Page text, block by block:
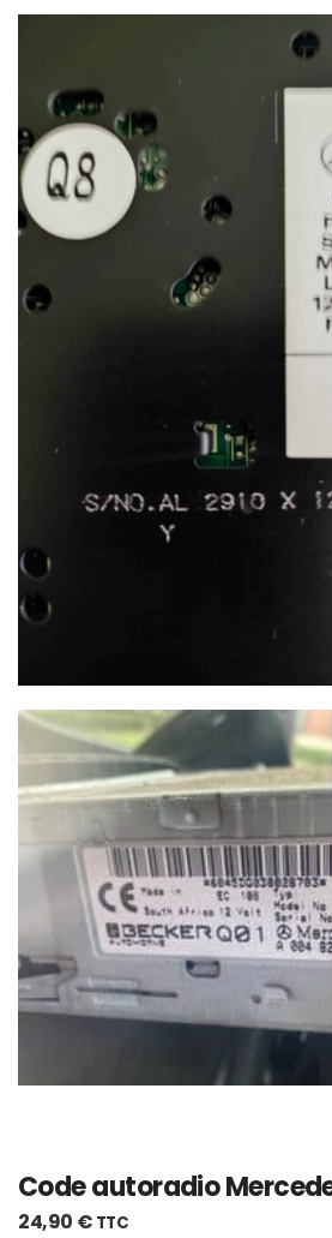
Code autoradio
24,90 € TTC